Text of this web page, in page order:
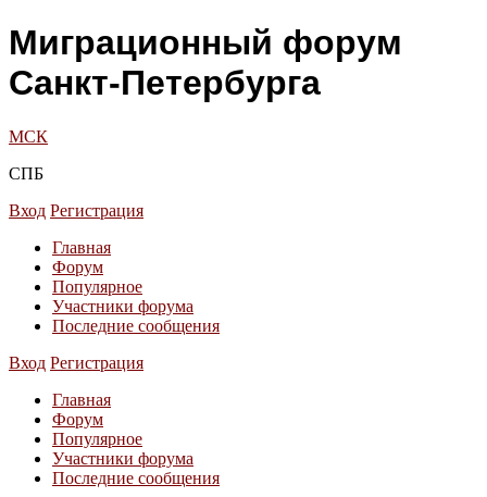
Миграционный форум
Санкт-Петербурга
МСК
СПБ
Вход Регистрация
Главная
Форум
Популярное
Участники форума
Последние сообщения
Вход Регистрация
Главная
Форум
Популярное
Участники форума
Последние сообщения